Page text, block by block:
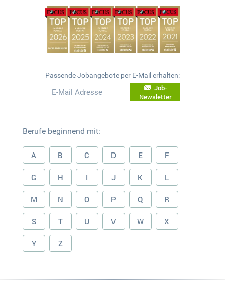
Passende Jobangebote per E-Mail erhalten:
Job-
Newsletter
Berufe beginnend mit:
A B C D E F
G H I J K L
M N O P Q R
S T U V W X
Y Z